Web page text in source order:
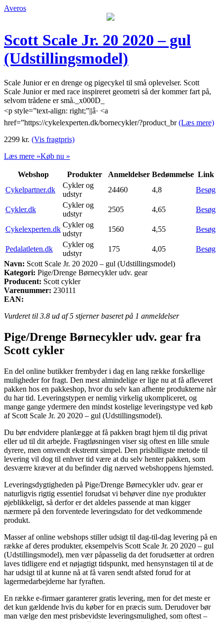
Averos
Scott Scale Jr. 20 2020 – gul
(Udstillingsmodel)
Scale Junior er en drenge og pigecykel til små oplevelser. Scott
Scale Junior er med race inspireret geometri så der kommer fart på,
selvom trådene er små._x000D_
<p style=”text-align: right;”||â· <a
href=”https://cykelexperten.dk/bornecykler/?product_br(Læs mere)
2299 kr. (Vis fragtpris)
Læs mere »Køb nu »
Webshop Produkter Anmeldelser Bedømmelse Link
Cykelpartner.dk
Cykler og
udstyr
24460 4,8 Besøg
Cykler.dk
Cykler og
udstyr
2505 4,65 Besøg
Cykelexperten.dk
Cykler og
udstyr
1560 4,55 Besøg
Pedalatleten.dk
Cykler og
udstyr
175 4,05
Besøg
Navn: Scott Scale Jr. 20 2020 – gul (Udstillingsmodel)
Kategori: Pige/Drenge Børnecykler udv. gear
Producent: Scott cykler
Varenummer: 230111
EAN:
Vurderet til 3.8 ud af 5 stjerner baseret på 1 anmeldelser
Pige/Drenge Børnecykler udv. gear fra
Scott cykler
En del online butikker frembyder i dag en lang række forskellige
muligheder for fragt. Den mest almindelige er lige nu at få afleveret
pakken hos en pakkeshop, hvor du selv kan afhente produkterne når
du har tid. Leveringstypen er nemlig virkelig ukompliceret, og
mange gange ydermere den mindst kostelige leveringstype ved køb
af Scott Scale Jr. 20 2020 – gul (Udstillingsmodel).
Du bør endvidere planlægge at få pakken bragt hjem til dig privat
eller ud til dit arbejde. Fragtløsningen viser sig oftest en lille smule
dyrere, men omvendt ekstremt simpel. Den prisbilligste metode til
levering vil dog til enhver tid være at du selv henter pakken, som
desværre kræver at du befinder dig nærved webshoppens hjemsted.
Leveringsdygtigheden på Pige/Drenge Børnecykler udv. gear er
naturligvis rigtig essentiel forudsat vi behøver dine nye produkter
øjeblikkeligt, så derfor er det aldeles passende at man kigger
nærmere på den forventede leveringsdato for det vedkommende
produkt.
Masser af online webshops stiller udsigt til dag-til-dag levering på en
række af deres produkter, eksempelvis Scott Scale Jr. 20 2020 – gul
(Udstillingsmodel), men vær påpasselig da det forudsætter at ordren
laves tidligere end et nøjagtigt tidspunkt, med hensynstagen til at de
har udsigt til at kunne nå at få varen sendt afsted forud for at
lagermedarbejderne har fyraften.
En række e-firmaer garanterer gratis levering, men for det meste er
det kun gældende hvis du køber for en præcis sum. Derudover bør
man vælge den mest prisbevidste leveringsmulighed, som oftest –